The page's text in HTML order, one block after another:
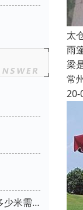
遮阳棚的常规宽度的尺寸有哪些？超过多少米需要增加支撑柱？
太
雨
梁
常
20-